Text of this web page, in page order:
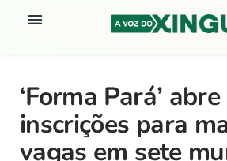
‘Forma Pará’ abre
inscrições para
vagas em sete